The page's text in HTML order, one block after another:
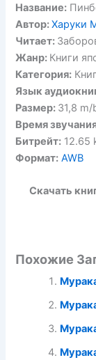
Название:
Автор:Харуки
Читает:
Жанр: Книги
Категория:
Язык
Размер: 31,8 m/
Время
Битрейт: 12.65
Формат: AWB
Скачать
Похожие